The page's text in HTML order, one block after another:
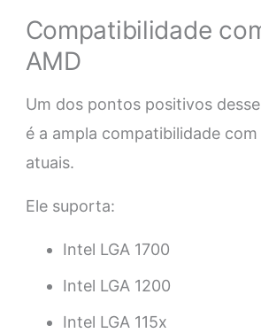
Compatibilidade
AMD
Um dos pontos positivos
é a ampla compatibilidade
atuais.
Ele suporta:
Intel LGA 1700
Intel LGA 1200
Intel LGA 115x